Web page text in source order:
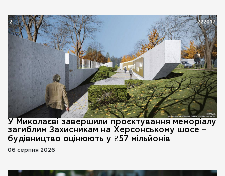
У Миколаєві завершили проєктування меморіалу
загиблим Захисникам на Херсонському шосе –
будівництво оцінюють у ₴57 мільйонів
06 серпня 2026